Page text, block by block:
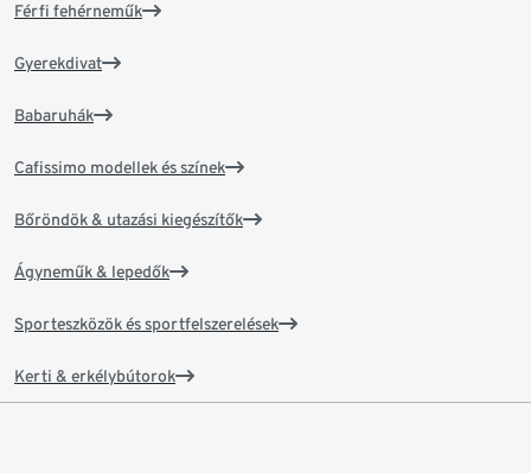
Férfi fehérneműk
Gyerekdivat
Babaruhák
Cafissimo modellek és színek
Bőröndök & utazási kiegészítők
Ágyneműk & lepedők
Sporteszközök és sportfelszerelések
Kerti & erkélybútorok